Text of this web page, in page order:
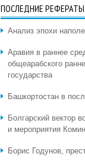
ПОСЛЕДНИЕ
Анализ эпохи
Аравия в раннее
общеарабского
государства
Башкортостан в
Болгарский вектор
и мероприятия
Борис Годунов,